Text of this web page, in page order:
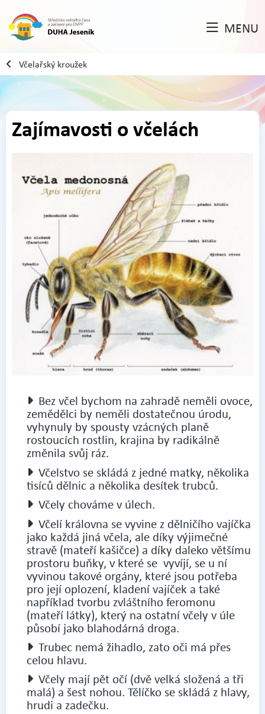
MENU
Včelařský kroužek
Zajímavosti o včelách
Bez včel bychom na zahradě neměli ovoce,
zemědělci by neměli dostatečnou úrodu,
vyhynuly by spousty vzácných planě
rostoucích rostlin, krajina by radikálně
změnila svůj ráz.
Včelstvo se skládá z jedné matky, několika
tisíců dělnic a několika desítek trubců.
Včely chováme v úlech.
Včelí královna se vyvine z dělničího vajíčka
jako každá jiná včela, ale díky výjimečné
stravě (mateří kašičce) a díky daleko většímu
prostoru buňky, v které se vyvíjí, se u ní
vyvinou takové orgány, které jsou potřeba
pro její oplození, kladení vajíček a také
například tvorbu zvláštního feromonu
(mateří látky), který na ostatní včely v úle
působí jako blahodárná droga.
Trubec nemá žihadlo, zato oči má přes
celou hlavu.
Včely mají pět očí (dvě velká složená a tři
malá) a šest nohou. Tělíčko se skládá z hlavy,
hrudi a zadečku.